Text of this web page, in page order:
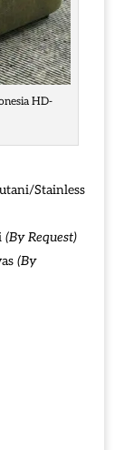
HD-
Stainless
(By Request)
(By